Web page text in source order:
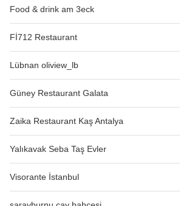
Food & drink am 3eck
Fİ712 Restaurant
Lübnan oliview_lb
Güney Restaurant Galata
Zaika Restaurant Kaş Antalya
Yalıkavak Seba Taş Evler
Visorante İstanbul